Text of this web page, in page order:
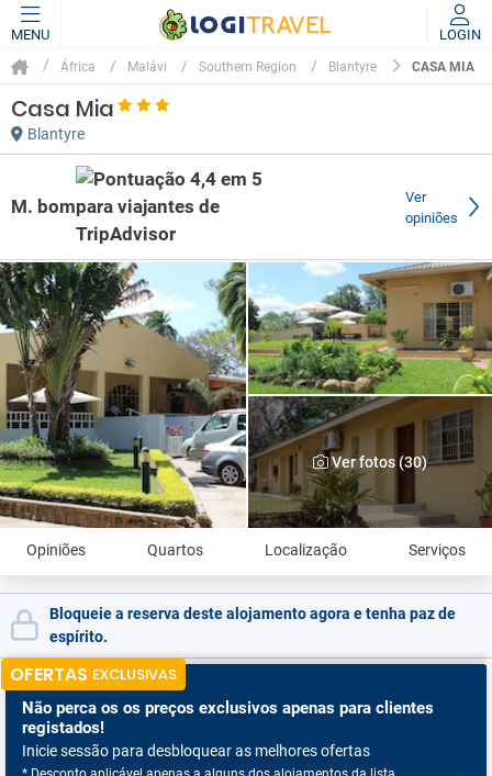
MENU LOGIN
África Malávi Southern Region Blantyre CASA MIA
Casa Mia
Blantyre
M. bom
Ver
opiniões
Ver fotos (30)
Opiniões Quartos Localização Serviços
Bloqueie a reserva deste alojamento agora e tenha paz de
espírito.
OFERTAS EXCLUSIVAS
Não perca os os preços exclusivos apenas para clientes
registados!
Inicie sessão para desbloquear as melhores ofertas